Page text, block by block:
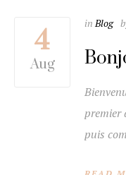
4
Aug
inBlog
premier
puis